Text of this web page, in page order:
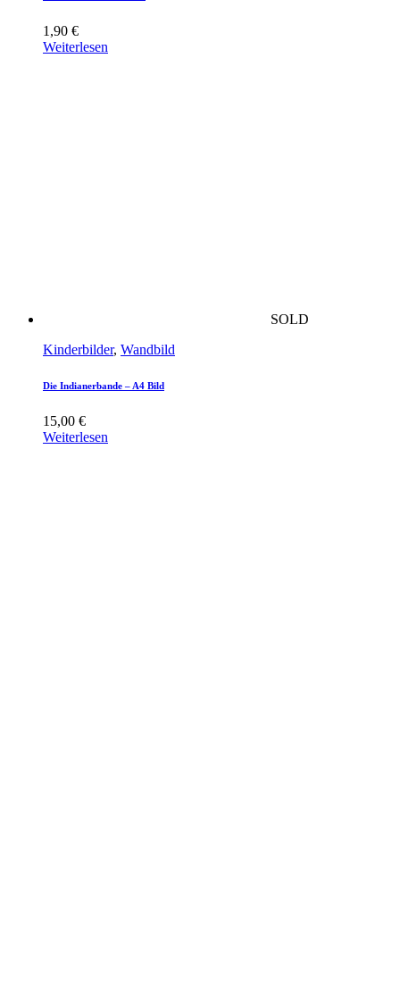
1,90 €
Weiterlesen
SOLD
Kinderbilder, Wandbild
Die Indianerbande – A4 Bild
15,00 €
Weiterlesen